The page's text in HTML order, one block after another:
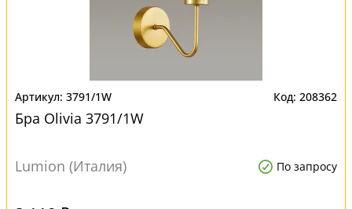
3791/1W 208362
Бра Olivia 3791/1W
Lumion (Италия) По запросу